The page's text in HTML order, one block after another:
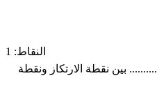
النقاط: 1
بين نقطة الارتكاز ونقطة